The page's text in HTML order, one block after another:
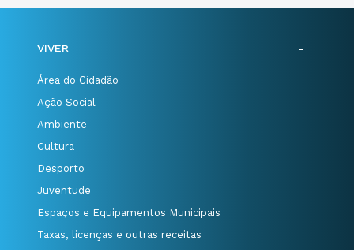
VIVER
Área do Cidadão
Ação Social
Ambiente
Cultura
Desporto
Juventude
Espaços e Equipamentos Municipais
Taxas, licenças e outras receitas